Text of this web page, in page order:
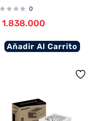
0
1.838.000
Añadir Al Carrito